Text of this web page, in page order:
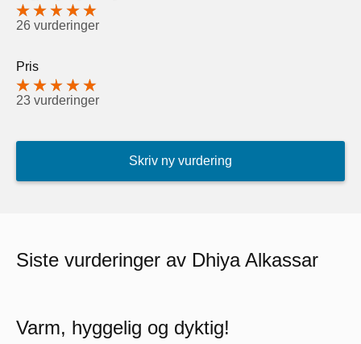
26 vurderinger
Pris
23 vurderinger
Skriv ny vurdering
Siste vurderinger av Dhiya Alkassar
Varm, hyggelig og dyktig!